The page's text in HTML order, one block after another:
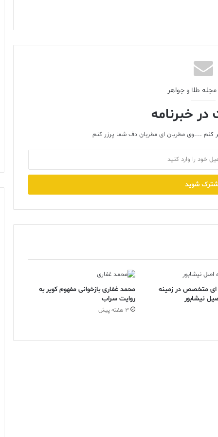
مجله طلا و جواهر
خبرنامه
کنم ....وی مطربان ای مطربان دف شما پرزر کنم
ای متخصص در زمینه
نیشابور
محمد غفاری بازخوانی مفهوم کویر به
روایت سراب
3 هفته پیش